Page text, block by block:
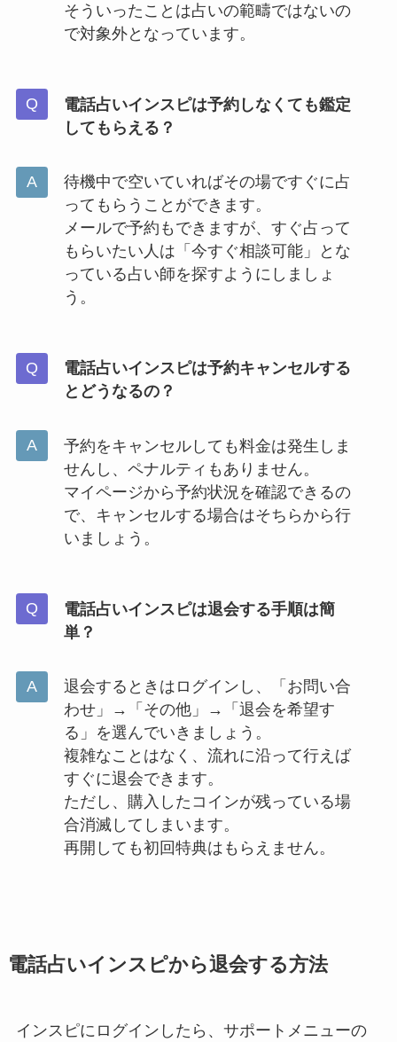
そういったことは占いの範疇ではないの
で対象外となっています。
電話占いインスピは予約しなくても鑑定
してもらえる？
待機中で空いていればその場ですぐに占
ってもらうことができます。
メールで予約もできますが、すぐ占って
もらいたい人は「今すぐ相談可能」とな
っている占い師を探すようにしましょ
う。
電話占いインスピは予約キャンセルする
とどうなるの？
予約をキャンセルしても料金は発生しま
せんし、ペナルティもありません。
マイページから予約状況を確認できるの
で、キャンセルする場合はそちらから行
いましょう。
電話占いインスピは退会する手順は簡
単？
退会するときはログインし、「お問い合
わせ」→「その他」→「退会を希望す
る」を選んでいきましょう。
複雑なことはなく、流れに沿って行えば
すぐに退会できます。
ただし、購入したコインが残っている場
合消滅してしまいます。
再開しても初回特典はもらえません。
電話占いインスピから退会する方法
インスピにログインしたら、サポートメニューの